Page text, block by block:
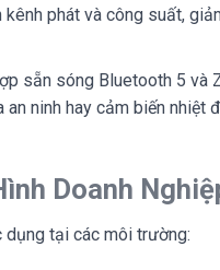
phát và công suất,
sẵn sóng Bluetooth 5 và
ninh hay cảm biến
Doanh
dụng tại các môi trường: